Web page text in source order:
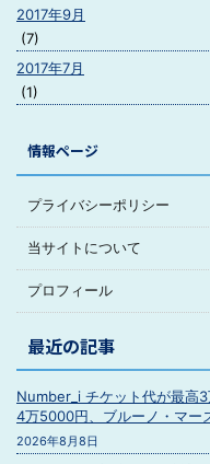
2017年9月
(7)
2017年7月
(1)
情報ページ
プライバシーポリシー
当サイトについて
プロフィール
最近の記事
Number_i チケット代が最高
4万5000円、ブルーノ・マー
2026年8月8日